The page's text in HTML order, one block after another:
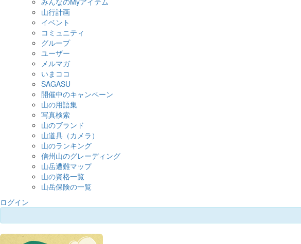
山行計画
イベント
コミュニティ
グループ
ユーザー
メルマガ
いまココ
SAGASU
開催中のキャンペーン
山の用語集
写真検索
山のブランド
山道具（カメラ）
山のランキング
信州山のグレーディング
山岳遭難マップ
山の資格一覧
山岳保険の一覧
ログイン